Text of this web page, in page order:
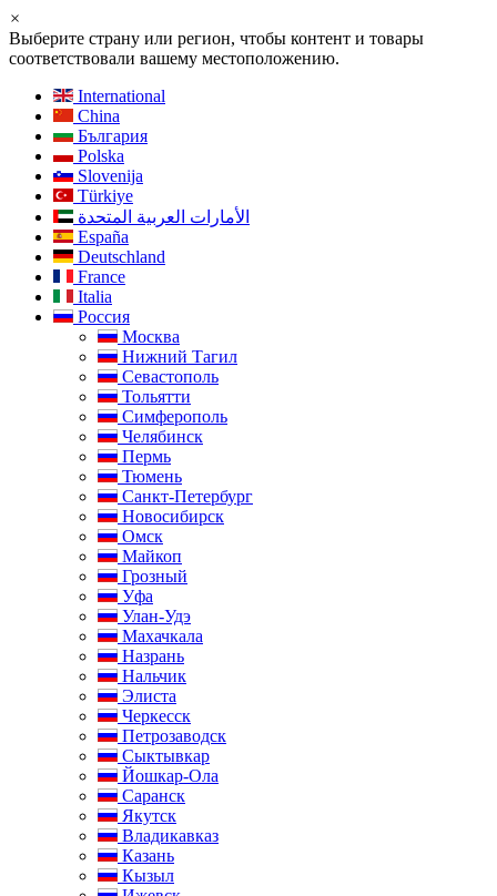
×
Выберите страну или регион, чтобы контент и товары
соответствовали вашему местоположению.
International
China
България
Polska
Slovenija
Türkiye
الأمارات العربية المتحدة
España
Deutschland
France
Italia
Россия
Москва
Нижний Тагил
Севастополь
Тольятти
Симферополь
Челябинск
Пермь
Тюмень
Санкт-Петербург
Новосибирск
Омск
Майкоп
Грозный
Уфа
Улан-Удэ
Махачкала
Назрань
Нальчик
Элиста
Черкесск
Петрозаводск
Сыктывкар
Йошкар-Ола
Саранск
Якутск
Владикавказ
Казань
Кызыл